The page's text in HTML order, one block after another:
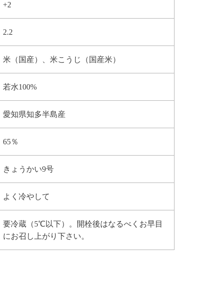
+2
2.2
米（国産）、米こうじ（国産米）
若水100%
愛知県知多半島産
65％
きょうかい9号
よく冷やして
要冷蔵（5℃以下）。開栓後はなるべくお早目
にお召し上がり下さい。